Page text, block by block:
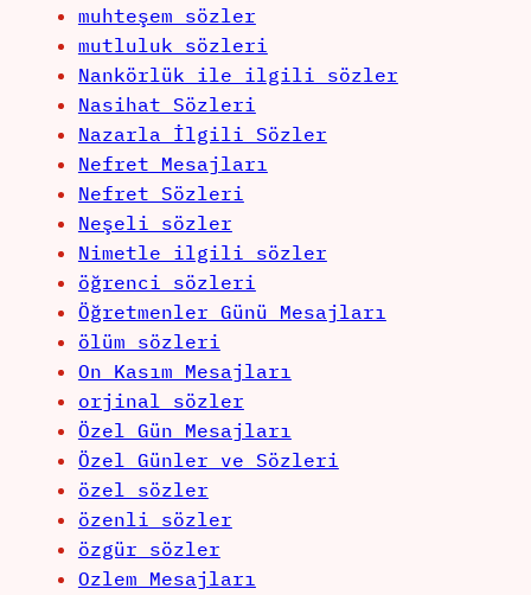
muhteşem sözler
mutluluk sözleri
Nankörlük ile ilgili sözler
Nasihat Sözleri
Nazarla İlgili Sözler
Nefret Mesajları
Nefret Sözleri
Neşeli sözler
Nimetle ilgili sözler
öğrenci sözleri
Öğretmenler Günü Mesajları
ölüm sözleri
On Kasım Mesajları
orjinal sözler
Özel Gün Mesajları
Özel Günler ve Sözleri
özel sözler
özenli sözler
özgür sözler
Ozlem Mesajları